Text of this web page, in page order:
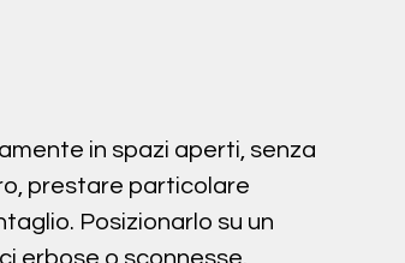
in spazi aperti, senza
prestare particolare
Posizionarlo su un
erbose o sconnesse.